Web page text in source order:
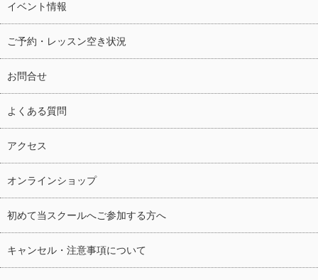
イベント情報
ご予約・レッスン空き状況
お問合せ
よくある質問
アクセス
オンラインショップ
初めて当スクールへご参加する方へ
キャンセル・注意事項について